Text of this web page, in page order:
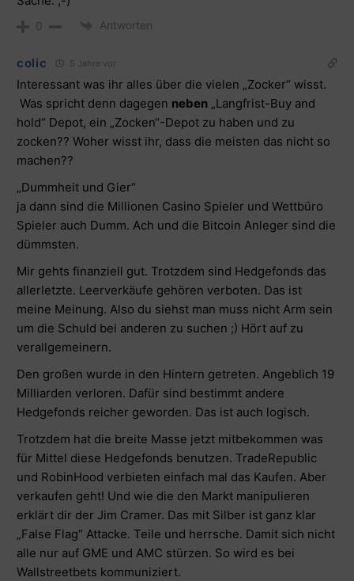
0 Antworten
colic 5 Jahre vor
Interessant was ihr alles über die vielen „Zocker“ wisst.
Was spricht denn dagegen neben „Langfrist-Buy and
hold“ Depot, ein „Zocken“-Depot zu haben und zu
zocken?? Woher wisst ihr, dass die meisten das nicht so
machen??
„Dummheit und Gier“
ja dann sind die Millionen Casino Spieler und Wettbüro
Spieler auch Dumm. Ach und die Bitcoin Anleger sind die
dümmsten.
Mir gehts finanziell gut. Trotzdem sind Hedgefonds das
allerletzte. Leerverkäufe gehören verboten. Das ist
meine Meinung. Also du siehst man muss nicht Arm sein
um die Schuld bei anderen zu suchen ;) Hört auf zu
verallgemeinern.
Den großen wurde in den Hintern getreten. Angeblich 19
Milliarden verloren. Dafür sind bestimmt andere
Hedgefonds reicher geworden. Das ist auch logisch.
Trotzdem hat die breite Masse jetzt mitbekommen was
für Mittel diese Hedgefonds benutzen. TradeRepublic
und RobinHood verbieten einfach mal das Kaufen. Aber
verkaufen geht! Und wie die den Markt manipulieren
erklärt dir der Jim Cramer. Das mit Silber ist ganz klar
„False Flag“ Attacke. Teile und herrsche. Damit sich nicht
alle nur auf GME und AMC stürzen. So wird es bei
Wallstreetbets kommuniziert.